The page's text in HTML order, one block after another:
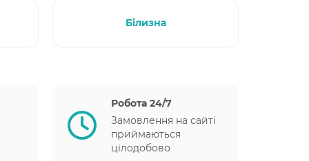
Білизна
Робота 24/7
Замовлення на сайті
приймаються
цілодобово